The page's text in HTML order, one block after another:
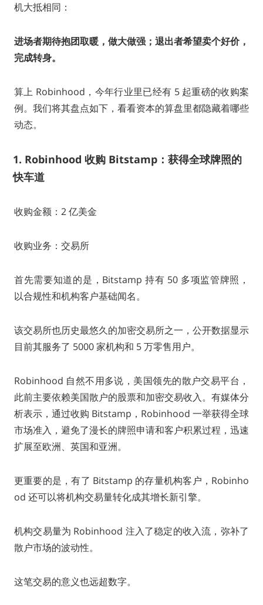
机大抵相同：
进场者期待抱团取暖，做大做强；退出者希望卖个好价，
完成转身。
算上 Robinhood，今年行业里已经有 5 起重磅的收购案
例。我们将其盘点如下，看看资本的算盘里都隐藏着哪些
动态。
1. Robinhood 收购 Bitstamp：获得全球牌照的
快车道
收购金额：2 亿美金
收购业务：交易所
首先需要知道的是，Bitstamp 持有 50 多项监管牌照，
以合规性和机构客户基础闻名。
该交易所也历史最悠久的加密交易所之一，公开数据显示
目前其服务了 5000 家机构和 5 万零售用户。
Robinhood 自然不用多说，美国领先的散户交易平台，
此前主要依赖美国散户的股票和加密交易收入。有媒体分
析表示，通过收购 Bitstamp，Robinhood 一举获得全球
市场准入，避免了漫长的牌照申请和客户积累过程，迅速
扩展至欧洲、英国和亚洲。
更重要的是，有了 Bitstamp 的存量机构客户，Robinho
od 还可以将机构交易量转化成其增长新引擎。
机构交易量为 Robinhood 注入了稳定的收入流，弥补了
散户市场的波动性。
这笔交易的意义也远超数字。